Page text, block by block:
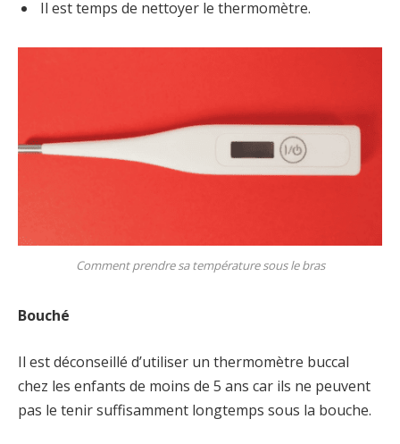
Il est temps de nettoyer le thermomètre.
Comment prendre sa température sous le bras
Bouché
Il est déconseillé d’utiliser un thermomètre buccal
chez les enfants de moins de 5 ans car ils ne peuvent
pas le tenir suffisamment longtemps sous la bouche.